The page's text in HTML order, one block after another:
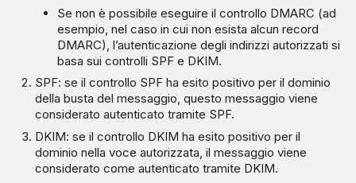
Se non è possibile eseguire il controllo DMARC (ad
esempio, nel caso in cui non esista alcun record
DMARC), l’autenticazione degli indirizzi autorizzati si
basa sui controlli SPF e DKIM.
SPF: se il controllo SPF ha esito positivo per il dominio
della busta del messaggio, questo messaggio viene
considerato autenticato tramite SPF.
DKIM: se il controllo DKIM ha esito positivo per il
dominio nella voce autorizzata, il messaggio viene
considerato come autenticato tramite DKIM.